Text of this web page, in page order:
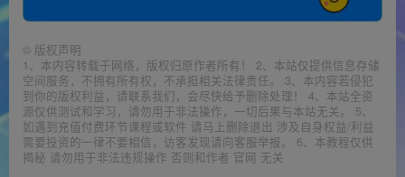
© 版权声明
1、本内容转载于网络，版权归原作者所有！ 2、本站仅提供信息存储
空间服务，不拥有所有权，不承担相关法律责任。 3、本内容若侵犯
到你的版权利益，请联系我们，会尽快给予删除处理！ 4、本站全资
源仅供测试和学习，请勿用于非法操作，一切后果与本站无关。 5、
如遇到充值付费环节课程或软件 请马上删除退出 涉及自身权益/利益
需要投资的一律不要相信，访客发现请向客服举报。 6、本教程仅供
揭秘 请勿用于非法违规操作 否则和作者 官网 无关